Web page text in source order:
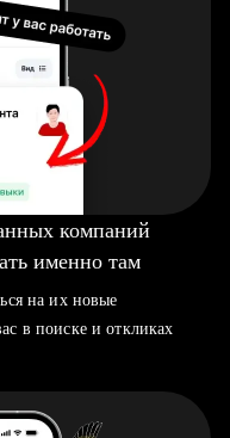
компаний
именно там
на их новые
в поиске и откликах